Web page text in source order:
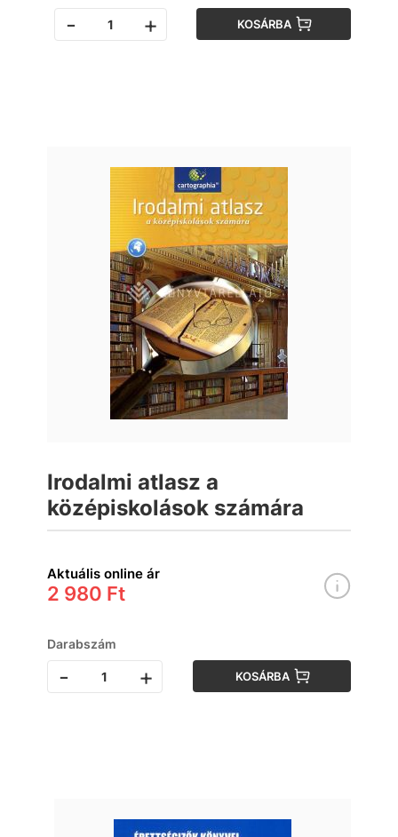
- + KOSÁRBA
Irodalmi atlasz a
középiskolások számára
Aktuális online ár
2 980 Ft
Darabszám
- + KOSÁRBA